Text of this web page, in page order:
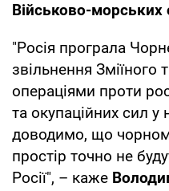
Військово-морських
"Росія програла
звільнення
операціями проти
та окупаційних сил
доводимо, що
простір точно не
Росії", – каже